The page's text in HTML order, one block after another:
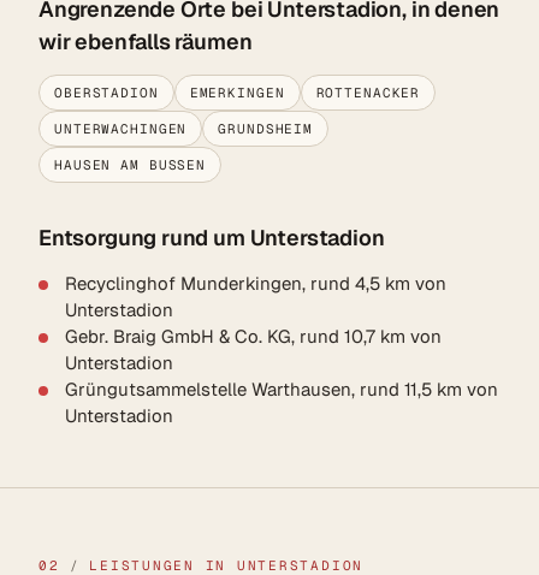
Angrenzende Orte bei Unterstadion, in denen
wir ebenfalls räumen
OBERSTADION EMERKINGEN ROTTENACKER
UNTERWACHINGEN GRUNDSHEIM
HAUSEN AM BUSSEN
Entsorgung rund um Unterstadion
Recyclinghof Munderkingen, rund 4,5 km von
Unterstadion
Gebr. Braig GmbH & Co. KG, rund 10,7 km von
Unterstadion
Grüngutsammelstelle Warthausen, rund 11,5 km von
Unterstadion
02 / LEISTUNGEN IN UNTERSTADION